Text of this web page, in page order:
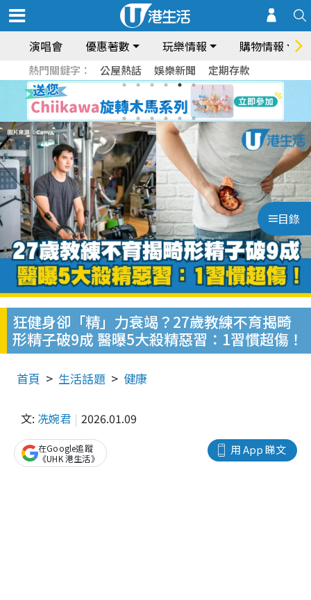
演唱會 優惠著數 玩樂情報 購物情報
熱門關鍵字： 公屋熱話 娛樂新聞 定期存款
目錄
狂健身卻「精」力衰竭？27歲教練不育揭畸
形精子破9成 醫曝5大殺精惡習：1習慣超傷！
首頁 生活話題 健康
文: 冼婉君 2026.01.09
用 App 睇文
在Google追蹤
《UHK 港生活》